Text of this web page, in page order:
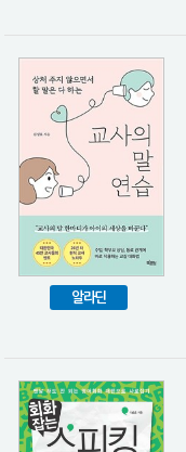
알라딘